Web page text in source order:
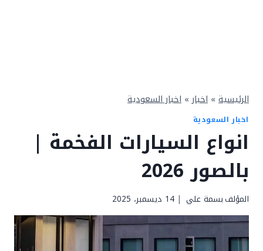
الرئيسية » اخبار » اخبار السعودية
اخبار السعودية
انواع السيارات الفخمة |
بالصور 2026
المؤلفبسمة علي 14 ديسمبر، 2025